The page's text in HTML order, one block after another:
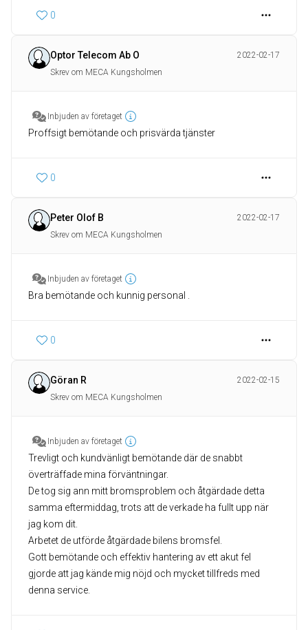
0
Optor Telecom Ab O
2022-02-17
Skrev om MECA Kungsholmen
Inbjuden av företaget
Proffsigt bemötande och prisvärda tjänster
0
Peter Olof B
2022-02-17
Skrev om MECA Kungsholmen
Inbjuden av företaget
Bra bemötande och kunnig personal .
0
Göran R
2022-02-15
Skrev om MECA Kungsholmen
Inbjuden av företaget
Trevligt och kundvänligt bemötande där de snabbt
överträffade mina förväntningar.
De tog sig ann mitt bromsproblem och åtgärdade detta
samma eftermiddag, trots att de verkade ha fullt upp när
jag kom dit.
Arbetet de utförde åtgärdade bilens bromsfel.
Gott bemötande och effektiv hantering av ett akut fel
gjorde att jag kände mig nöjd och mycket tillfreds med